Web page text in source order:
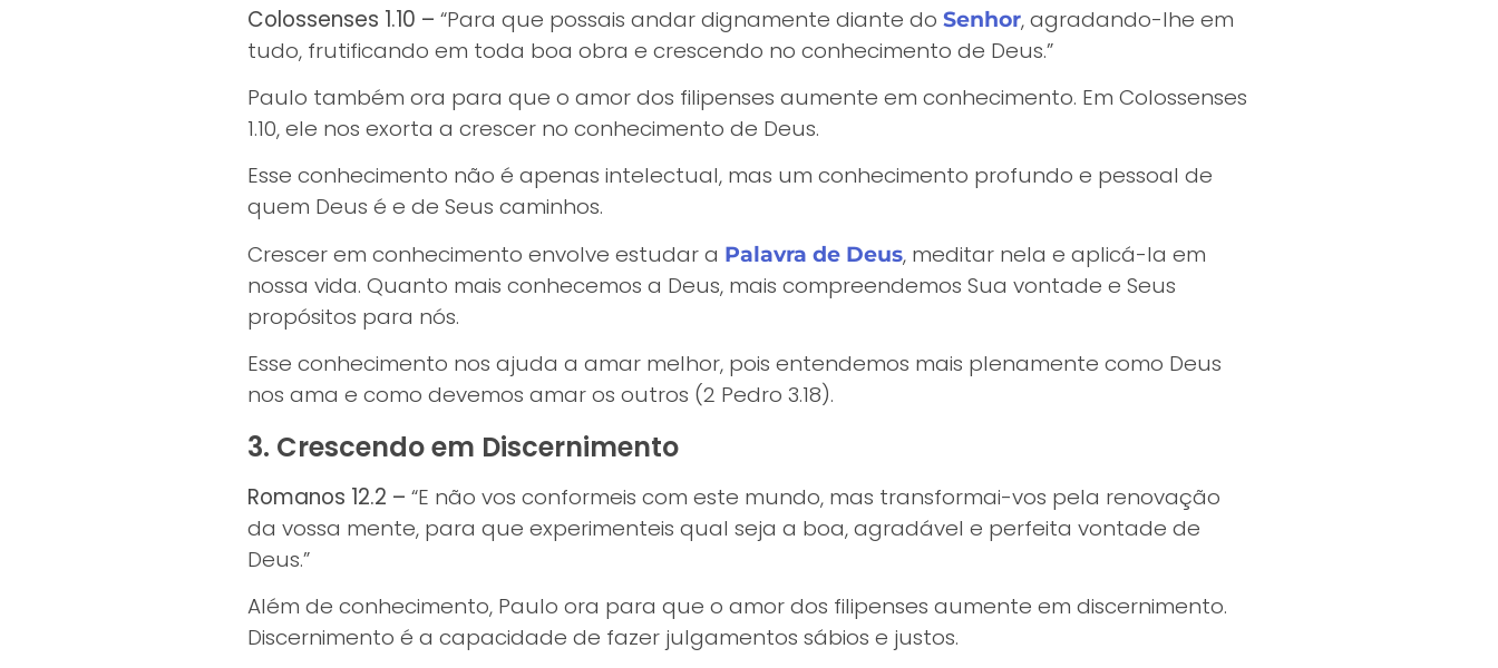
Colossenses 1.10 – “Para que possais andar dignamente diante do Senhor, agradando-lhe em
tudo, frutificando em toda boa obra e crescendo no conhecimento de Deus.”
Paulo também ora para que o amor dos filipenses aumente em conhecimento. Em Colossenses
1.10, ele nos exorta a crescer no conhecimento de Deus.
Esse conhecimento não é apenas intelectual, mas um conhecimento profundo e pessoal de
quem Deus é e de Seus caminhos.
Crescer em conhecimento envolve estudar a Palavra de Deus, meditar nela e aplicá-la em
nossa vida. Quanto mais conhecemos a Deus, mais compreendemos Sua vontade e Seus
propósitos para nós.
Esse conhecimento nos ajuda a amar melhor, pois entendemos mais plenamente como Deus
nos ama e como devemos amar os outros (2 Pedro 3.18).
3. Crescendo em Discernimento
Romanos 12.2 – “E não vos conformeis com este mundo, mas transformai-vos pela renovação
da vossa mente, para que experimenteis qual seja a boa, agradável e perfeita vontade de
Deus.”
Além de conhecimento, Paulo ora para que o amor dos filipenses aumente em discernimento.
Discernimento é a capacidade de fazer julgamentos sábios e justos.